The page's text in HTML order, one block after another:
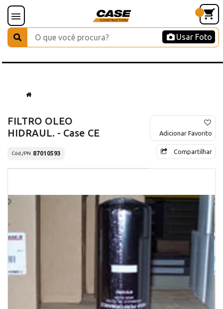
Usar Foto
FILTRO OLEO
HIDRAUL. - Case CE
Cód./PN 87010593
Adicionar Favorito
Compartilhar